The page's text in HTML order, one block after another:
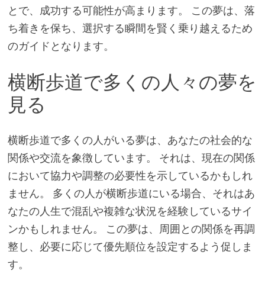
とで、成功する可能性が高まります。 この夢は、落
ち着きを保ち、選択する瞬間を賢く乗り越えるため
のガイドとなります。
横断歩道で多くの人々の夢を
見る
横断歩道で多くの人がいる夢は、あなたの社会的な
関係や交流を象徴しています。 それは、現在の関係
において協力や調整の必要性を示しているかもしれ
ません。 多くの人が横断歩道にいる場合、それはあ
なたの人生で混乱や複雑な状況を経験しているサイ
ンかもしれません。 この夢は、周囲との関係を再調
整し、必要に応じて優先順位を設定するよう促しま
す。